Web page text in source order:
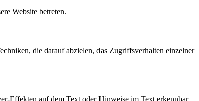
Website betreten.
die darauf abzielen, das Zugriffsverhalten einzelner
Effekten auf dem Text oder Hinweise im Text erkennbar.